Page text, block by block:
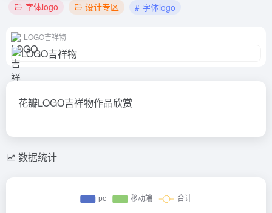
字体logo 设计专区 # 字体logo
LOGO吉祥物
花瓣LOGO吉祥物作品欣赏
数据统计